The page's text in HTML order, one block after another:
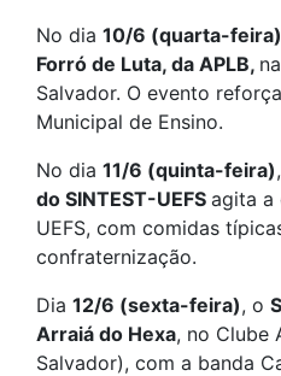
No dia 10/6 (quarta-feira)
Forró de Luta, da APLB,
Salvador. O evento
Municipal de Ensino.
No dia 11/6 (quinta-feira)
do SINTEST-UEFS agita a
UEFS, com comidas
confraternização.
Dia 12/6 (sexta-feira), o
Arraiá do Hexa, no Clube
Salvador), com a banda